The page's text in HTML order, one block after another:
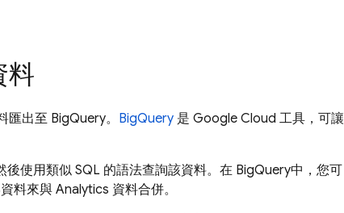
料
匯出至 BigQuery。 BigQuery 是 Google Cloud 工具，可讓
後使用類似 SQL 的語法查詢該資料。在 BigQuery中，您可
料來與 Analytics 資料合併。